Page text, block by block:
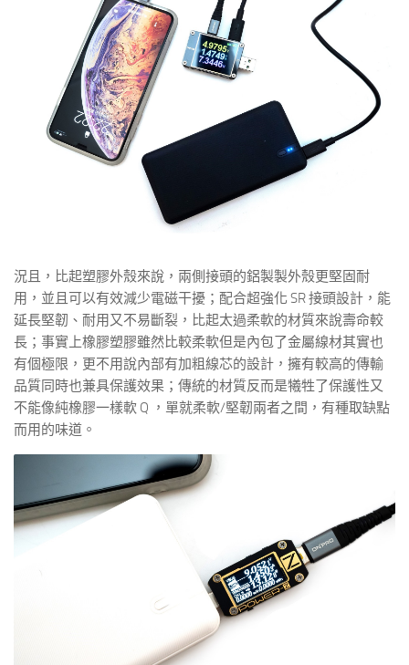
況且，比起塑膠外殼來說，兩側接頭的鋁製製外殼更堅固耐
用，並且可以有效減少電磁干擾；配合超強化 SR 接頭設計，能
延長堅韌、耐用又不易斷裂，比起太過柔軟的材質來說壽命較
長；事實上橡膠塑膠雖然比較柔軟但是內包了金屬線材其實也
有個極限，更不用說內部有加粗線芯的設計，擁有較高的傳輸
品質同時也兼具保護效果；傳統的材質反而是犧牲了保護性又
不能像純橡膠一樣軟 Q ，單就柔軟/堅韌兩者之間，有種取缺點
而用的味道。